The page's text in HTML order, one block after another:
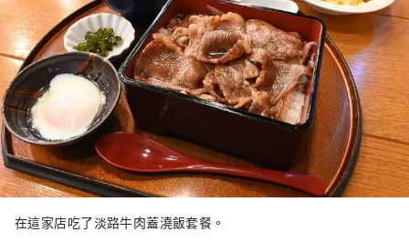
在這家店吃了淡路牛肉蓋澆飯套餐。